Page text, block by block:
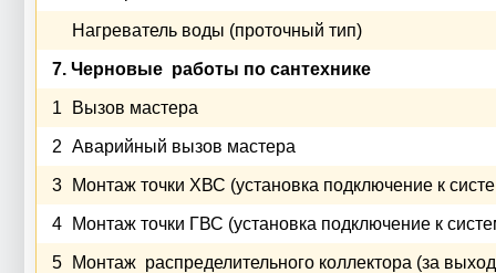
Нагреватель воды (проточный тип)
7. Черновые работы по сантехнике
1 Вызов мастера
2 Аварийный вызов мастера
3 Монтаж точки ХВС (установка подключение к
4 Монтаж точки ГВС (установка подключение к
5 Монтаж распределительного коллектора (за